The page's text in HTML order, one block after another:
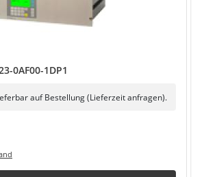
0AF00-1DP1
auf Bestellung (Lieferzeit anfragen).